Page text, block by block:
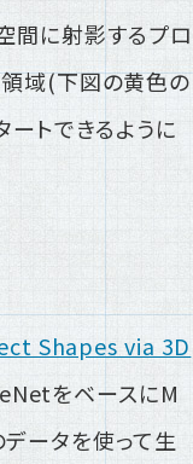
間に射影するプロ
領域(下図の黄色の
トできるように
Shapes via 3D
をベースにM
ータを使って生